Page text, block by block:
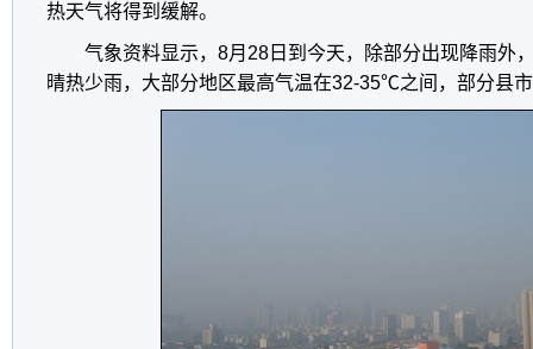
热天气将得到缓解。
气象资料显示，8月28日到今天，除部分出现降雨外
晴热少雨，大部分地区最高气温在32-35℃之间，部分县